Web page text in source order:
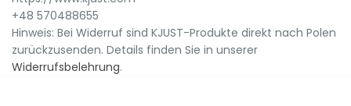
+48 570488655
Hinweis: Bei Widerruf sind KJUST-Produkte direkt nach Polen
zurückzusenden. Details finden Sie in unserer
Widerrufsbelehrung.